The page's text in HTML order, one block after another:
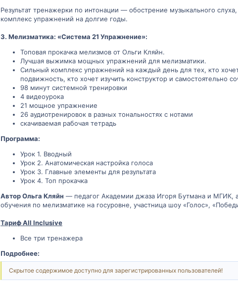
Результат тренажерки по интонации — обострение музыкального
комплекс упражнений на долгие годы.
3. Мелизматика: «Система 21 Упражнение»:
Топовая прокачка мелизмов от Ольги Кляйн.
Лучшая выжимка мощных упражнений для мелизматики.
Сильный комплекс упражнений на каждый день для тех, кто
подвижность, кто хочет изучить конструктор и самостоятельно
98 минут системной тренировки
4 видеоурока
21 мощное упражнение
26 аудиотренировок в разных тональностях с нотами
скачиваемая рабочая тетрадь
Программа:
Урок 1. Вводный
Урок 2. Анатомическая настройка голоса
Урок 3. Главные элементы для результата
Урок 4. Топ прокачка
Автор Ольга Кляйн — педагог Академии джаза Игоря Бутмана и МГИК,
обучения по мелизматике на госуровне, участница шоу «Голос»,
Тариф All Inclusive
Все три тренажера
Подробнее:
Скрытое содержимое доступно для зарегистрированных пользователей!